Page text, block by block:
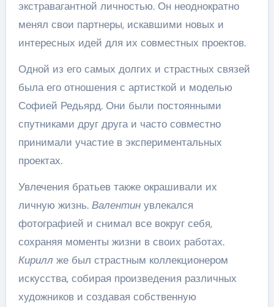
экстравагантной личностью. Он неоднократно
менял свои партнеры, искавшими новых и
интересных идей для их совместных проектов.
Одной из его самых долгих и страстных связей
была его отношения с артисткой и моделью
Софией Редьярд. Они были постоянными
спутниками друг друга и часто совместно
принимали участие в экспериментальных
проектах.
Увлечения братьев также окрашивали их
личную жизнь. Валентинувлекался
фотографией и снимал все вокруг себя,
сохраняя моменты жизни в своих работах.
Кирилл же был страстным коллекционером
искусства, собирая произведения различных
художников и создавая собственную